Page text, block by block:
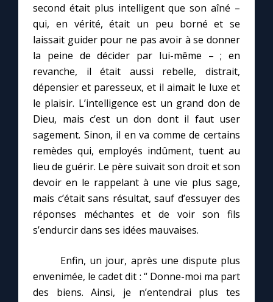
second était plus intelligent que son aîné –
qui, en vérité, était un peu borné et se
laissait guider pour ne pas avoir à se donner
la peine de décider par lui-même – ; en
revanche, il était aussi rebelle, distrait,
dépensier et paresseux, et il aimait le luxe et
le plaisir. L’intelligence est un grand don de
Dieu, mais c’est un don dont il faut user
sagement. Sinon, il en va comme de certains
remèdes qui, employés indûment, tuent au
lieu de guérir. Le père suivait son droit et son
devoir en le rappelant à une vie plus sage,
mais c’était sans résultat, sauf d’essuyer des
réponses méchantes et de voir son fils
s’endurcir dans ses idées mauvaises.
Enfin, un jour, après une dispute plus
envenimée, le cadet dit : “ Donne-moi ma part
des biens. Ainsi, je n’entendrai plus tes